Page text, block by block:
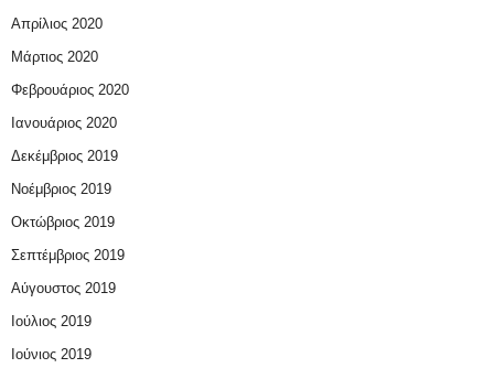
Απρίλιος 2020
Μάρτιος 2020
Φεβρουάριος 2020
Ιανουάριος 2020
Δεκέμβριος 2019
Νοέμβριος 2019
Οκτώβριος 2019
Σεπτέμβριος 2019
Αύγουστος 2019
Ιούλιος 2019
Ιούνιος 2019